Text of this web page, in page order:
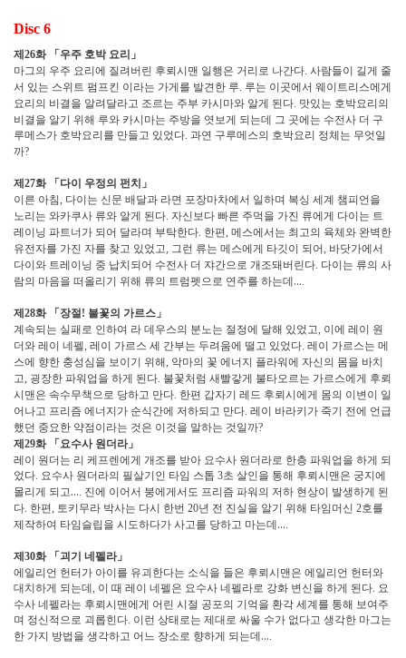
Disc 6
제26화 「우주 호박 요리」
마그의 우주 요리에 질려버린 후뢰시맨 일행은 거리로 나간다. 사람들이 길게 줄
서 있는 스위트 펌프킨 이라는 가게를 발견한 루. 루는 이곳에서 웨이트리스에게
요리의 비결을 알려달라고 조르는 주부 카시마와 알게 된다. 맛있는 호박요리의
비결을 알기 위해 루와 카시마는 주방을 엿보게 되는데 그 곳에는 수전사 더 구
루메스가 호박요리를 만들고 있었다. 과연 구루메스의 호박요리 정체는 무엇일
까?
제27화 「다이 우정의 펀치」
이른 아침, 다이는 신문 배달과 라면 포장마차에서 일하며 복싱 세계 챔피언을
노리는 와카쿠사 류와 알게 된다. 자신보다 빠른 주먹을 가진 류에게 다이는 트
레이닝 파트너가 되어 달라며 부탁한다. 한편, 메스에서는 최고의 육체와 완벽한
유전자를 가진 자를 찾고 있었고, 그런 류는 메스에게 타깃이 되어, 바닷가에서
다이와 트레이닝 중 납치되어 수전사 더 쟈간으로 개조돼버린다. 다이는 류의 사
람의 마음을 떠올리기 위해 류의 트럼펫으로 연주를 하는데….
제28화 「장절! 불꽃의 가르스」
계속되는 실패로 인하여 라 데우스의 분노는 절정에 달해 있었고, 이에 레이 원
더와 레이 네펠, 레이 가르스 세 간부는 두려움에 떨고 있었다. 레이 가르스는 메
스에 향한 충성심을 보이기 위해, 악마의 꽃 에너지 플라워에 자신의 몸을 바치
고, 굉장한 파워업을 하게 된다. 불꽃처럼 새빨갛게 불타오르는 가르스에게 후뢰
시맨은 속수무책으로 당하고 만다. 한편 갑자기 레드 후뢰시에게 몸의 이변이 일
어나고 프리즘 에너지가 순식간에 저하되고 만다. 레이 바라키가 죽기 전에 언급
했던 중요한 약점이라는 것은 이것을 말하는 것일까?
제29화 「요수사 원더라」
레이 원더는 리 케프렌에게 개조를 받아 요수사 원더라로 한층 파워업을 하게 되
었다. 요수사 원더라의 필살기인 타임 스톱 3초 살인을 통해 후뢰시맨은 궁지에
몰리게 되고…. 진에 이어서 붕에게서도 프리즘 파워의 저하 현상이 발생하게 된
다. 한편, 토키무라 박사는 다시 한번 20년 전 진실을 알기 위해 타임머신 2호를
제작하여 타임슬립을 시도하다가 사고를 당하고 마는데….
제30화 「괴기 네펠라」
에일리언 헌터가 아이를 유괴한다는 소식을 들은 후뢰시맨은 에일리언 헌터와
대치하게 되는데, 이 때 레이 네펠은 요수사 네펠라로 강화 변신을 하게 된다. 요
수사 네펠라는 후뢰시맨에게 어린 시절 공포의 기억을 환각 세계를 통해 보여주
며 정신적으로 괴롭힌다. 이런 상태로는 제대로 싸울 수가 없다고 생각한 마그는
한 가지 방법을 생각하고 어느 장소로 향하게 되는데….